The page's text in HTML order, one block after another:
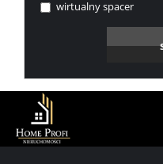
wirtualny spacer